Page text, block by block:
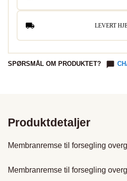
LEVERT
SPØRSMÅL OM PRODUKTET?
Produktdetaljer
Membranremse til forsegling
Membranremse til forsegling